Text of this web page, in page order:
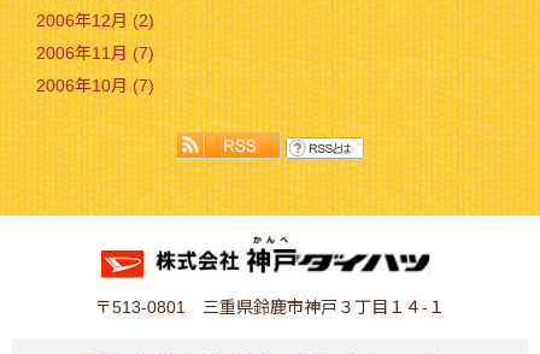
2006年12月 (2)
2006年11月 (7)
2006年10月 (7)
〒513-0801 三重県鈴鹿市神戸３丁目１４-１